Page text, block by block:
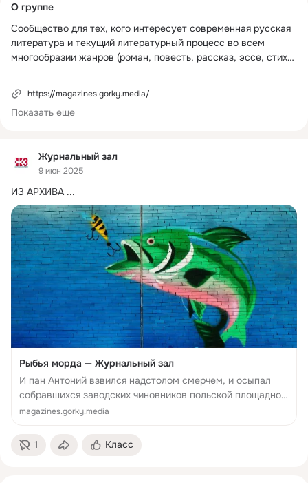
Журнальный зал
9 июн 2025
ИЗ АРХИВА ...
Рыбья морда — Журнальный зал
И пан Антоний взвился надстолом смерчем, и осыпал
собравшихся заводских чиновников польской площадной
бранью. Все вжались в стулья, боясь, что сейчас их
вместе с чучелами живот...
magazines.gorky.media
1 Класс
колонка
О группе
Сообщество для тех, кого интересует современная русская
литература и текущий литературный процесс во всем
многообразии жанров (роман, повесть, рассказ, эссе, стихи,
обсуждения предполагаются публикации сайта
«Журнальный зал» (контент более тридцати толстых
литературных журналов).
https://magazines.gorky.media/
Показать еще